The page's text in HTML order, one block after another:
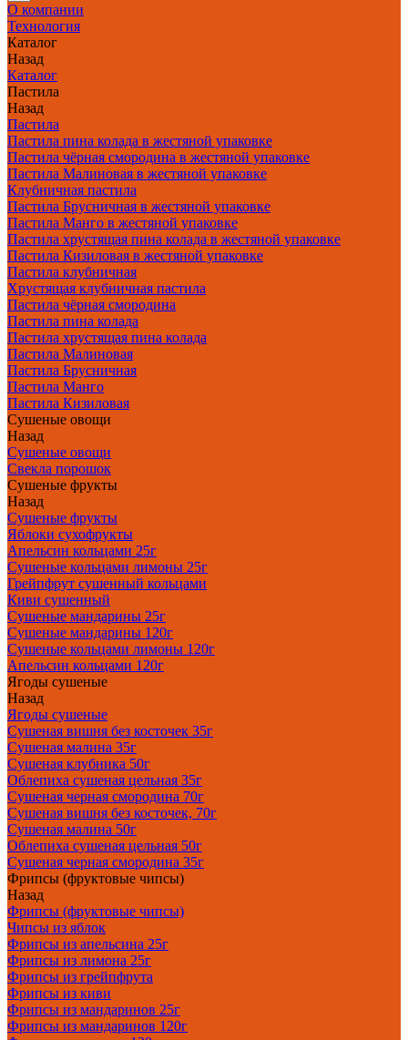
О компании
Технология
Каталог
Назад
Каталог
Пастила
Назад
Пастила
Пастила пина колада в жестяной упаковке
Пастила чёрная смородина в жестяной упаковке
Пастила Малиновая в жестяной упаковке
Клубничная пастила
Пастила Брусничная в жестяной упаковке
Пастила Манго в жестяной упаковке
Пастила хрустящая пина колада в жестяной упаковке
Пастила Кизиловая в жестяной упаковке
Пастила клубничная
Хрустящая клубничная пастила
Пастила чёрная смородина
Пастила пина колада
Пастила хрустящая пина колада
Пастила Малиновая
Пастила Брусничная
Пастила Манго
Пастила Кизиловая
Сушеные овощи
Назад
Сушеные овощи
Свекла порошок
Сушеные фрукты
Назад
Сушеные фрукты
Яблоки сухофрукты
Апельсин кольцами 25г
Сушеные кольцами лимоны 25г
Грейпфрут сушенный кольцами
Киви сушенный
Сушеные мандарины 25г
Сушеные мандарины 120г
Сушеные кольцами лимоны 120г
Апельсин кольцами 120г
Ягоды сушеные
Назад
Ягоды сушеные
Сушеная вишня без косточек 35г
Сушеная малина 35г
Сушеная клубника 50г
Облепиха сушеная цельная 35г
Сушеная черная смородина 70г
Сушеная вишня без косточек, 70г
Сушеная малина 50г
Облепиха сушеная цельная 50г
Сушеная черная смородина 35г
Фрипсы (фруктовые чипсы)
Назад
Фрипсы (фруктовые чипсы)
Чипсы из яблок
Фрипсы из апельсина 25г
Фрипсы из лимона 25г
Фрипсы из грейпфрута
Фрипсы из киви
Фрипсы из мандаринов 25г
Фрипсы из мандаринов 120г